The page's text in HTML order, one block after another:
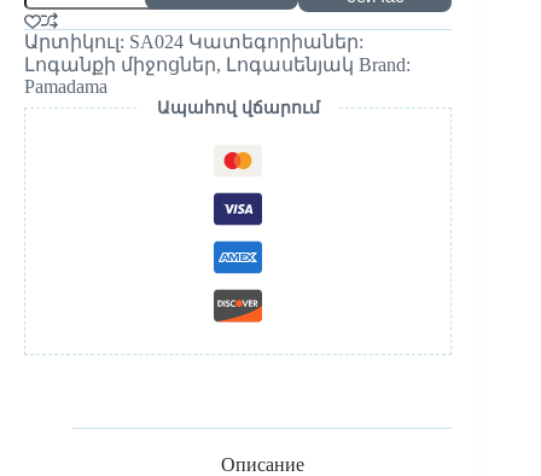
Արտիկուլ: SA024 Կատեգորիաներ:
Լոգանքի միջոցներ, Լոգասենյակ Brand:
Pamadama
Ապահով վճարում
Описание